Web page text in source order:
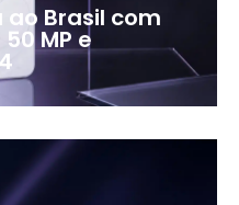
ao Brasil com
MP e